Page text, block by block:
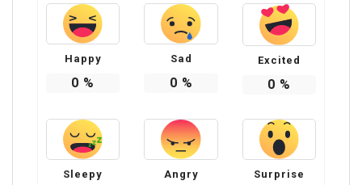
Happy
0 %
Sad
0 %
Excited
0 %
Sleepy Angry Surprise